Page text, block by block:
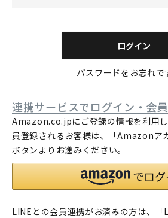
)
ログイン
パスワードをお忘れで
連携サービスでログイン・会
Amazon.co.jpにご登録の情報を利用
員登録されるお客様は、「Amazonア
ボタンよりお進みください。
LINEとの会員連携がお済みの方は、「